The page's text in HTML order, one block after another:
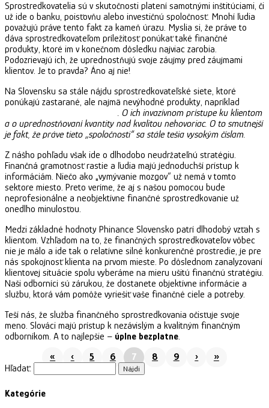
Sprostredkovatelia sú v skutočnosti platení samotnými inštitúciami, či
už ide o banku, poisťovňu alebo investičnú spoločnosť. Mnohí ľudia
považujú práve tento fakt za kameň úrazu. Myslia si, že práve to
dáva sprostredkovateľom príležitosť ponúkať také finančné
produkty, ktoré im v konečnom dôsledku najviac zarobia.
Podozrievajú ich, že uprednostňujú svoje záujmy pred záujmami
klientov. Je to pravda? Áno aj nie!
Na Slovensku sa stále nájdu sprostredkovateľské siete, ktoré
ponúkajú zastarané, ale najmä nevýhodné produkty, napríklad
. O ich invazívnom prístupe ku klientom
a o uprednostňovaní kvantity nad kvalitou nehovoriac. O to smutnejší
je fakt, že práve tieto „spoločnosti“ sa stále tešia vysokým číslam.
Z nášho pohľadu však ide o dlhodobo neudržateľnú stratégiu.
Finančná gramotnosť rastie a ľudia majú jednoduchší prístup k
informáciám. Niečo ako „vymývanie mozgov“ už nemá v tomto
sektore miesto. Preto veríme, že aj s našou pomocou bude
neprofesionálne a neobjektívne finančné sprostredkovanie už
onedlho minulosťou.
Medzi základné hodnoty Phinance Slovensko patrí dlhodobý vzťah s
klientom. Vzhľadom na to, že finančných sprostredkovateľov vôbec
nie je málo a ide tak o relatívne silné konkurenčné prostredie, je pre
nás spokojnosť klienta na prvom mieste. Po dôslednom zanalyzovaní
klientovej situácie spolu vyberáme na mieru ušitú finančnú stratégiu.
Naši odborníci sú zárukou, že dostanete objektívne informácie a
službu, ktorá vám pomôže vyriešiť vaše finančné ciele a potreby.
Teší nás, že služba finančného sprostredkovania očisťuje svoje
meno. Slováci majú prístup k nezávislým a kvalitným finančným
odborníkom. A to najlepšie – úplne bezplatne.
«
‹ 5 6 7 8 9 ›
»
Hľadať:
Kategórie